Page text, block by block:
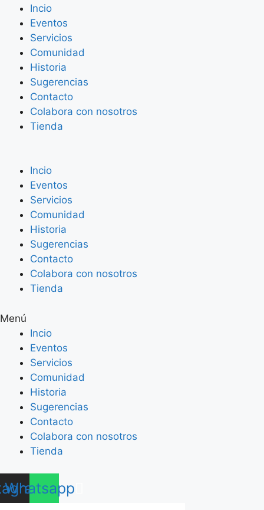
Incio
Eventos
Servicios
Comunidad
Historia
Sugerencias
Contacto
Colabora con nosotros
Tienda
Incio
Eventos
Servicios
Comunidad
Historia
Sugerencias
Contacto
Colabora con nosotros
Tienda
Menú
Incio
Eventos
Servicios
Comunidad
Historia
Sugerencias
Contacto
Colabora con nosotros
Tienda
Whatsapp